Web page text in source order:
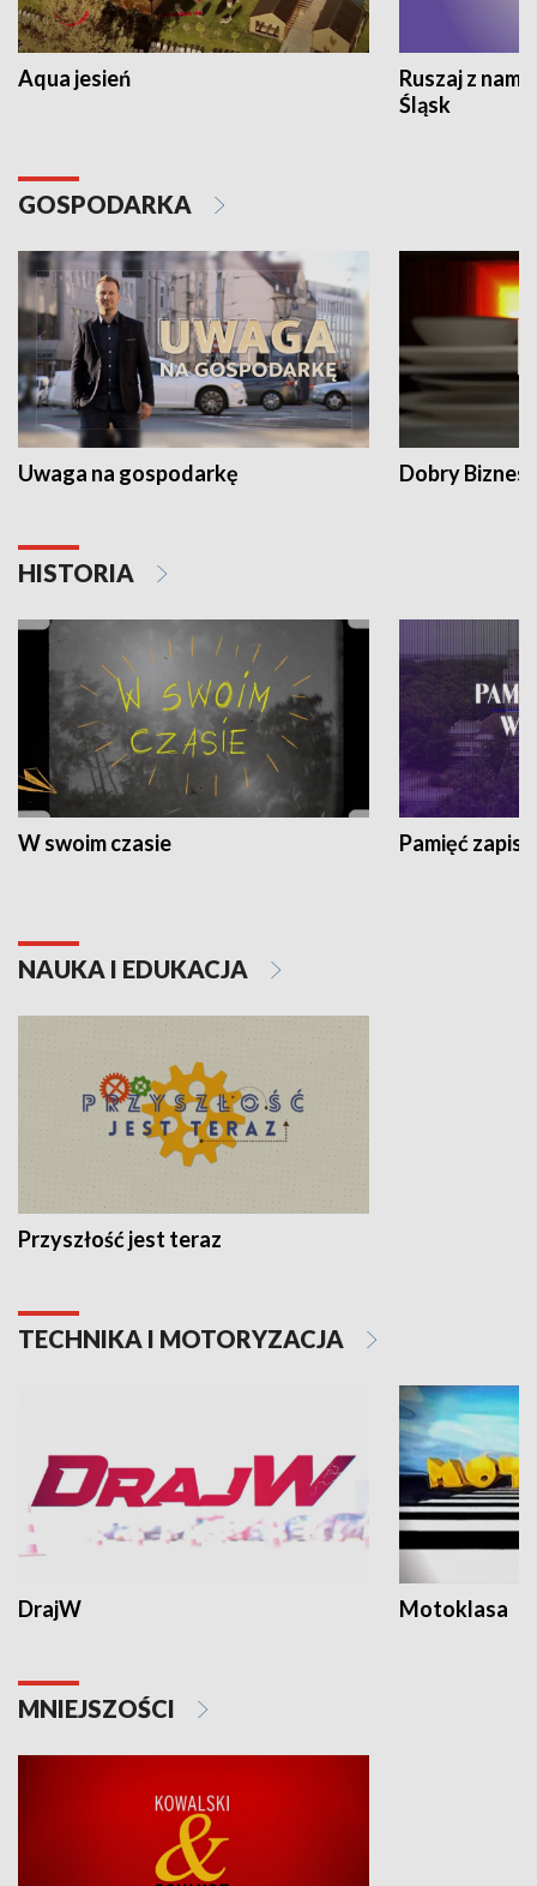
Aqua jesień
Ruszaj z
Śląsk
GOSPODARKA
Uwaga na gospodarkę Dobry Biznes
HISTORIA
W swoim czasie Pamięć
NAUKA I EDUKACJA
Przyszłość jest teraz
TECHNIKA I MOTORYZACJA
DrajW Motoklasa
MNIEJSZOŚCI